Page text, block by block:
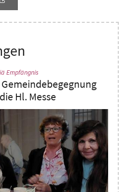
Empfängnis
Gemeindebegegnung
Hl. Messe